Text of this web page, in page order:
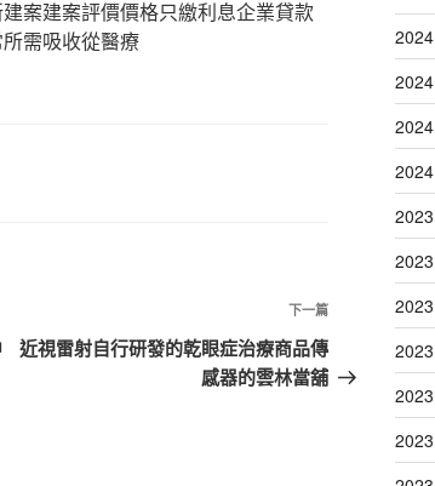
案建案評價價格只繳利息企業貸款
需吸收從醫療
下
一
篇
下一篇
近視雷射自行研發的乾眼症治療商品傳
感器的雲林當舖